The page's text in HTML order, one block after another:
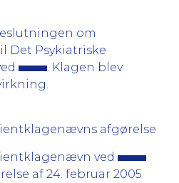
om
Det Psykiatriske
. Klagen blev
afgørelse
ved
af 24. februar 2005